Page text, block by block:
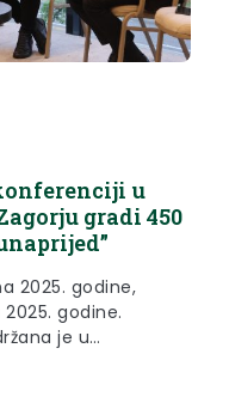
u
gradi 450
2025. godine,
godine.
je u
programa